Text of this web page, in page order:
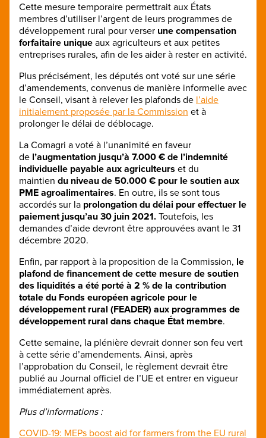
Cette mesure temporaire permettrait aux États
membres d’utiliser l’argent de leurs programmes de
développement rural pour verser une compensation
forfaitaire unique aux agriculteurs et aux petites
entreprises rurales, afin de les aider à rester en activité.
Plus précisément, les députés ont voté sur une série
d’amendements, convenus de manière informelle avec
le Conseil, visant à relever les plafonds de l’aide
initialement proposée par la Commission et à
prolonger le délai de déblocage.
La Comagri a voté à l’unanimité en faveur
de l’augmentation jusqu’à 7.000 € de l’indemnité
individuelle payable aux agriculteurs et du
maintien du niveau de 50.000 € pour le soutien aux
PME agroalimentaires. En outre, ils se sont tous
accordés sur la prolongation du délai pour effectuer le
paiement jusqu’au 30 juin 2021. Toutefois, les
demandes d’aide devront être approuvées avant le 31
décembre 2020.
Enfin, par rapport à la proposition de la Commission, le
plafond de financement de cette mesure de soutien
des liquidités a été porté à 2 % de la contribution
totale du Fonds européen agricole pour le
développement rural (FEADER) aux programmes de
développement rural dans chaque État membre.
Cette semaine, la plénière devrait donner son feu vert
à cette série d’amendements. Ainsi, après
l’approbation du Conseil, le règlement devrait être
publié au Journal officiel de l’UE et entrer en vigueur
immédiatement après.
Plus d’informations :
COVID-19: MEPs boost aid for farmers from the EU rural